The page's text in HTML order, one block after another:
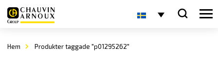
Hem Produkter taggade "p01295262"